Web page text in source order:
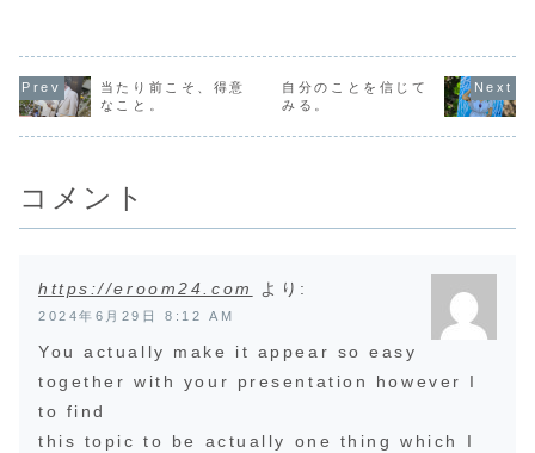
んて、しょせん３
次元での出来事で
あって、それに対
ち...
のソース（源、宇
宙）から、それぞ
離して、今、自分
気を出せてないと
感じているのは、
ているから。手加
確実に自分
ていい方向
ことだとわ
怖い意識の
当たり前こそ、得意
なこと。
自分のことを信じて
みる。
コメント
https://eroom24.com より:
2024年6月29日 8:12 AM
You actually make it appear so easy
together with your presentation however I
to find
this topic to be actually one thing which I